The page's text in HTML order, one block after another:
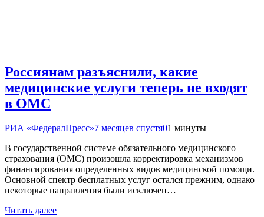
Россиянам разъяснили, какие
медицинские услуги теперь не входят
в ОМС
РИА «ФедералПресс»7 месяцев спустя01 минуты
В государственной системе обязательного медицинского
страхования (ОМС) произошла корректировка механизмов
финансирования определенных видов медицинской помощи.
Основной спектр бесплатных услуг остался прежним, однако
некоторые направления были исключен…
Читать далее